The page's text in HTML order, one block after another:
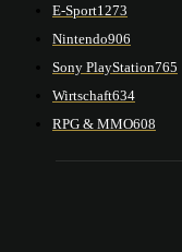
E-Sport1273
Nintendo906
Sony PlayStation765
Wirtschaft634
RPG & MMO608